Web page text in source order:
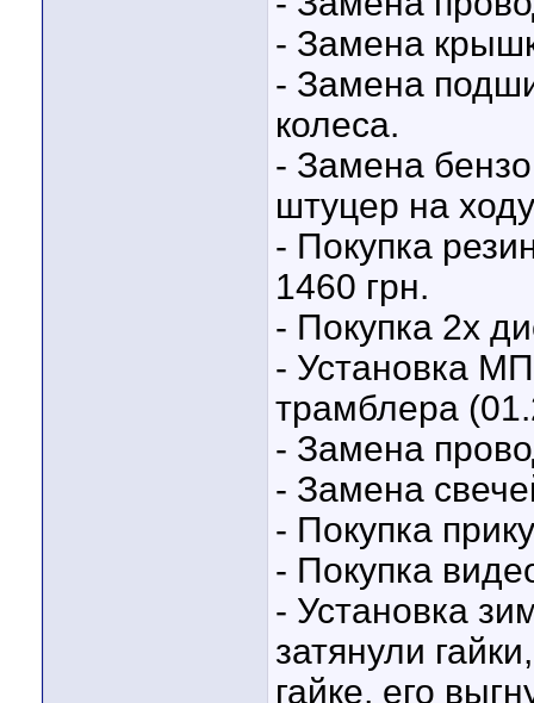
- Замена
- Замена
колеса.
- Замена
штуцер на
- Покупка
1460 грн.
- Покупка 2х
- Установка
трамблера
- Замена
- Замена
- Покупка
- Покупка
- Установка
затянули
гайке, его